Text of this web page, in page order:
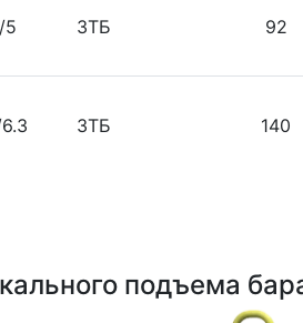
5 ЗТБ 92
ЗТБ 140
подъема